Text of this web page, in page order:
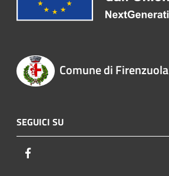
Comune di Firenzuola
SEGUICI SU